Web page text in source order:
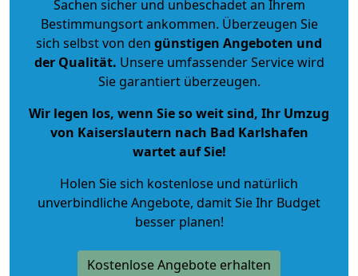
Sachen sicher und unbeschadet an Ihrem
Bestimmungsort ankommen. Überzeugen Sie
sich selbst von den günstigen Angeboten und
der Qualität. Unsere umfassender Service wird
Sie garantiert überzeugen.
Wir legen los, wenn Sie so weit sind, Ihr Umzug
von Kaiserslautern nach Bad Karlshafen
wartet auf Sie!
Holen Sie sich kostenlose und natürlich
unverbindliche Angebote, damit Sie Ihr Budget
besser planen!
Kostenlose Angebote erhalten